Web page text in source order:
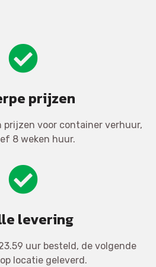
prijzen
prijzen voor container verhuur,
8 weken huur.
levering
uur besteld, de volgende
locatie geleverd.